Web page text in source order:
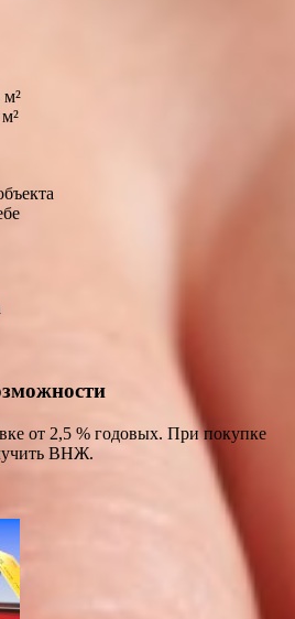
от 2,5 % годовых. При покупке
ВНЖ.